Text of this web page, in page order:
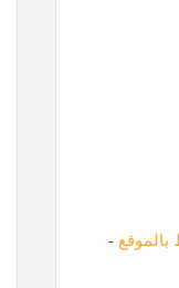
بالموقع -